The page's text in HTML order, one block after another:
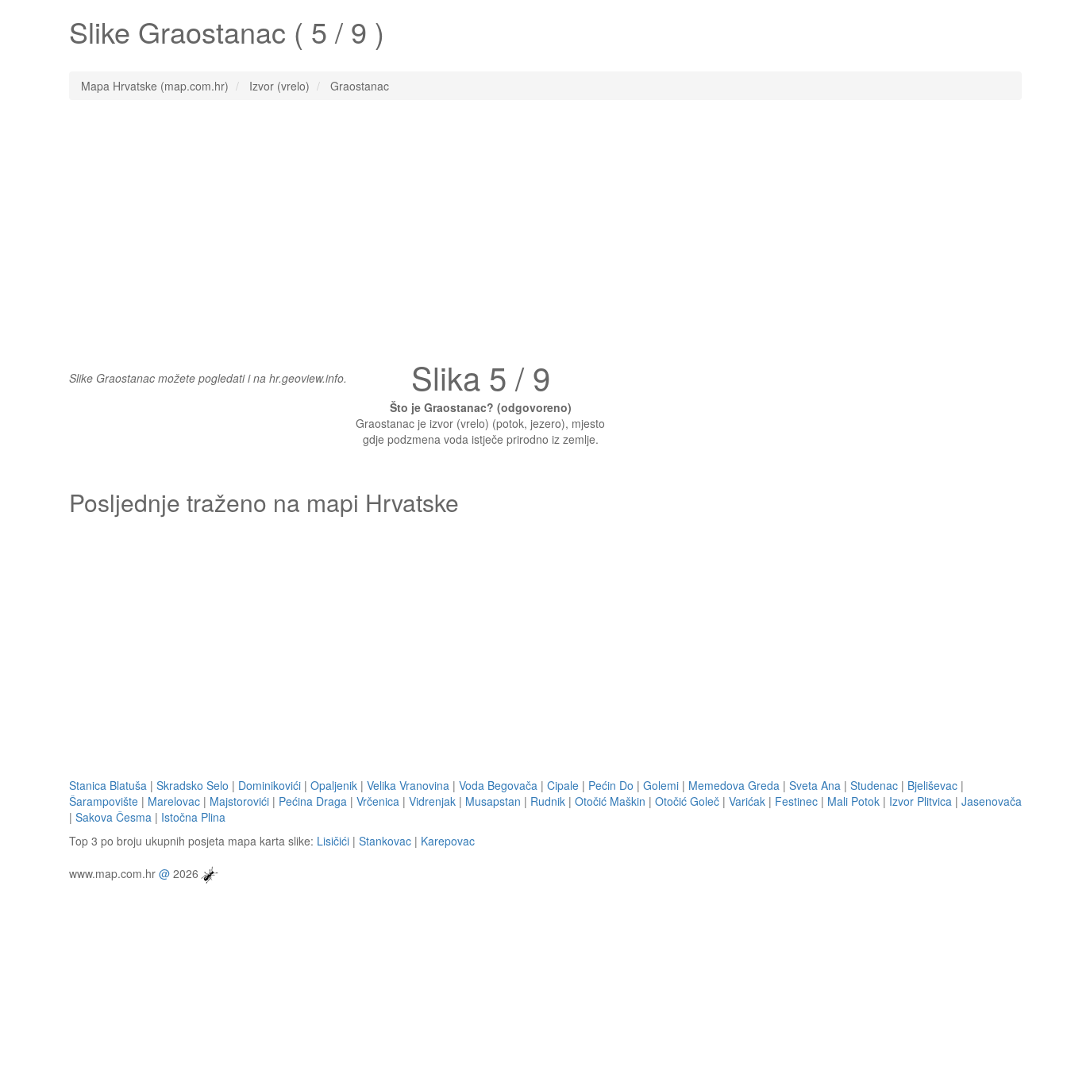
Slike Graostanac ( 5 / 9 )
Mapa Hrvatske (map.com.hr) Izvor (vrelo) Graostanac
Slike Graostanac možete pogledati i na hr.geoview.info. Slika 5 / 9
Što je Graostanac? (odgovoreno)
Graostanac je izvor (vrelo) (potok, jezero), mjesto
gdje podzmena voda istječe prirodno iz zemlje.
Posljednje traženo na mapi Hrvatske
Stanica Blatuša | Skradsko Selo | Dominikovići | Opaljenik | Velika Vranovina | Voda Begovača | Cipale | Pećin Do | Golemi | Memedova Greda | Sveta Ana | Studenac | Bjeliševac |
Šarampovište | Marelovac | Majstorovići | Pećina Draga | Vrčenica | Vidrenjak | Musapstan | Rudnik | Otočić Maškin | Otočić Goleč | Varićak | Festinec | Mali Potok | Izvor Plitvica | Jasenovača
| Sakova Česma | Istočna Plina
Top 3 po broju ukupnih posjeta mapa karta slike: Lisičići | Stankovac | Karepovac
www.map.com.hr @ 2026